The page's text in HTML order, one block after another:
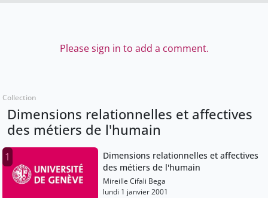
Please sign in to add a comment.
Collection
Dimensions relationnelles et affectives
des métiers de l'humain
1
Dimensions relationnelles et affectives
des métiers de l'humain
Mireille Cifali Bega
lundi 1 janvier 2001